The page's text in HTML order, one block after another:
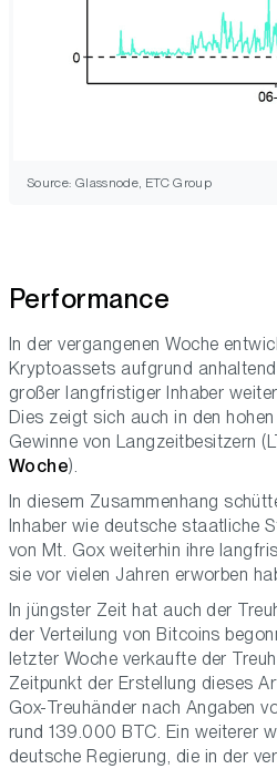
Source: Glassnode, ETC Group
Performance
In der vergangenen Woche
Kryptoassets aufgrund
großer langfristiger Inhaber
Dies zeigt sich auch in den
Gewinne von Langzeitbesitzern
Woche).
In diesem Zusammenhang
Inhaber wie deutsche staatliche
von Mt. Gox weiterhin ihre
sie vor vielen Jahren erworben
In jüngster Zeit hat auch der
der Verteilung von Bitcoins
letzter Woche verkaufte der
Zeitpunkt der Erstellung dieses
Gox-Treuhänder nach Angaben
rund 139.000 BTC. Ein weiterer
deutsche Regierung, die in der